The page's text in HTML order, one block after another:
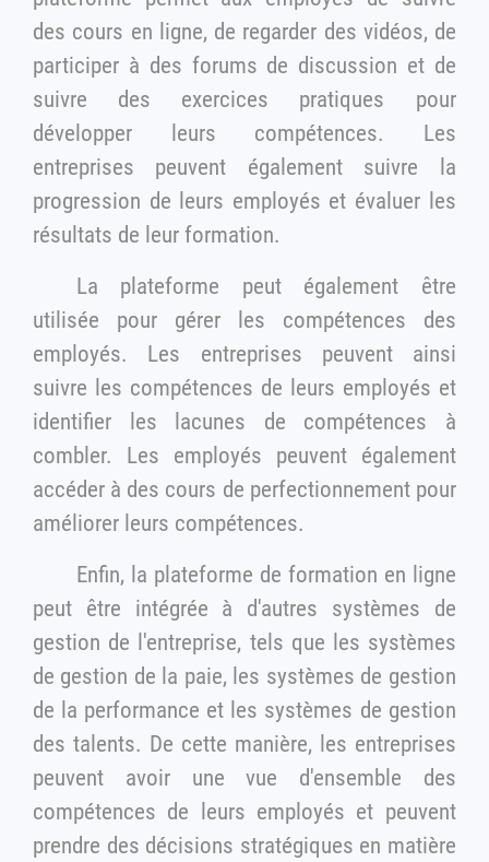
des cours en ligne, de regarder des vidéos, de
participer à des forums de discussion et de
suivre des exercices pratiques pour
développer leurs compétences. Les
entreprises peuvent également suivre la
progression de leurs employés et évaluer les
résultats de leur formation.
La plateforme peut également être
utilisée pour gérer les compétences des
employés. Les entreprises peuvent ainsi
suivre les compétences de leurs employés et
identifier les lacunes de compétences à
combler. Les employés peuvent également
accéder à des cours de perfectionnement pour
améliorer leurs compétences.
Enfin, la plateforme de formation en ligne
peut être intégrée à d'autres systèmes de
gestion de l'entreprise, tels que les systèmes
de gestion de la paie, les systèmes de gestion
de la performance et les systèmes de gestion
des talents. De cette manière, les entreprises
peuvent avoir une vue d'ensemble des
compétences de leurs employés et peuvent
prendre des décisions stratégiques en matière